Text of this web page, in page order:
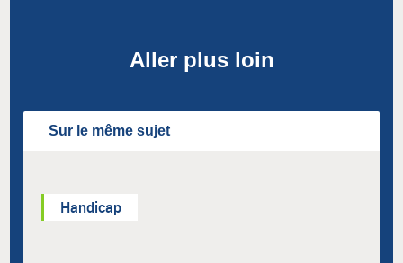
Aller plus loin
Sur le même sujet
Handicap